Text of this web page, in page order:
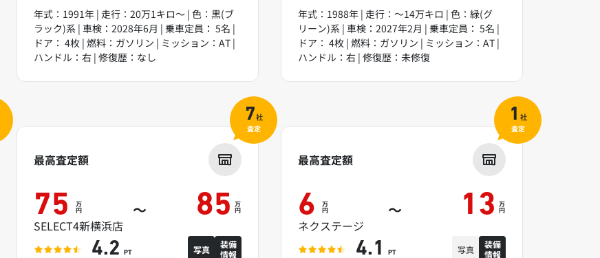
年式：1991年 | 走行：20万1キロ～ | 色：黒(ブ
ラック)系 | 車検：2028年6月 | 乗車定員： 5名 |
ドア： 4枚 | 燃料：ガソリン | ミッション：AT |
ハンドル：右 | 修復歴：なし
年式：1988年 | 走行：～14万キロ | 色：緑(グ
リーン)系 | 車検：2027年2月 | 乗車定員： 5名 |
ドア： 4枚 | 燃料：ガソリン | ミッション：AT |
ハンドル：右 | 修復歴：未修復
最高査定額
75 万
円 ～ 85 万
円
SELECT4新横浜店
4.2 PT 写真
装備
情報
7社
査定
最高査定額
6 万
円 ～ 13 万
円
ネクステージ
4.1 PT 写真
装備
情報
1 社
査定